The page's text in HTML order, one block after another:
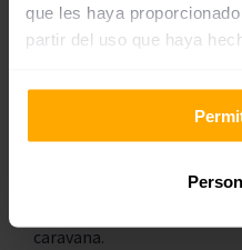
que les haya
partir del uso que haya
Requisitos
solicitud muy ágil por lo
caravana.